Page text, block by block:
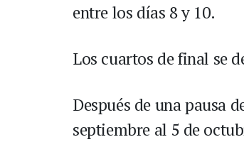
entre los días 8 y 10.
Los cuartos de final se
Después de una pausa
septiembre al 5 de